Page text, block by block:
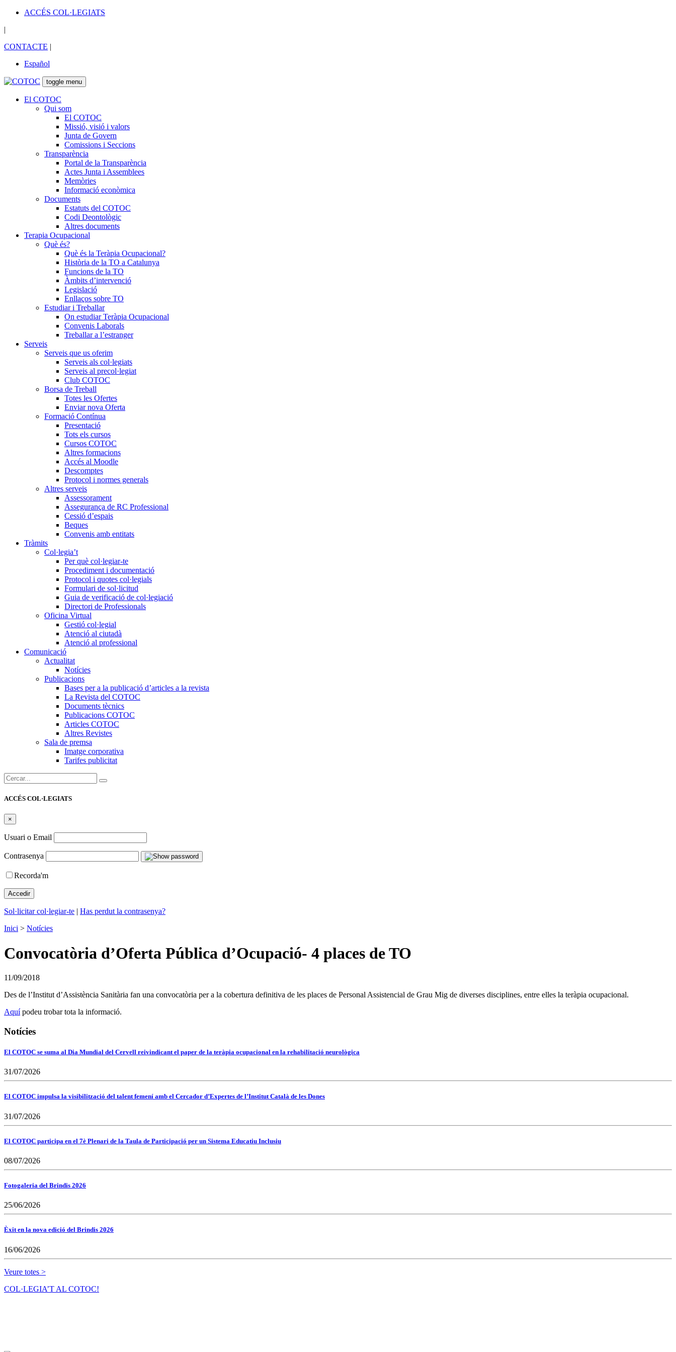
ACCÉS COL·LEGIATS
|
CONTACTE |
Español
toggle menu
El COTOC
Qui som
El COTOC
Missió, visió i valors
Junta de Govern
Comissions i Seccions
Transparència
Portal de la Transparència
Actes Junta i Assemblees
Memòries
Informació econòmica
Documents
Estatuts del COTOC
Codi Deontològic
Altres documents
Terapia Ocupacional
Què és?
Què és la Teràpia Ocupacional?
Història de la TO a Catalunya
Funcions de la TO
Àmbits d’intervenció
Legislació
Enllaços sobre TO
Estudiar i Treballar
On estudiar Teràpia Ocupacional
Convenis Laborals
Treballar a l’estranger
Serveis
Serveis que us oferim
Serveis als col·legiats
Serveis al precol·legiat
Club COTOC
Borsa de Treball
Totes les Ofertes
Enviar nova Oferta
Formació Contínua
Presentació
Tots els cursos
Cursos COTOC
Altres formacions
Accés al Moodle
Descomptes
Protocol i normes generals
Altres serveis
Assessorament
Assegurança de RC Professional
Cessió d’espais
Beques
Convenis amb entitats
Tràmits
Col·legia’t
Per què col·legiar-te
Procediment i documentació
Protocol i quotes col·legials
Formulari de sol·licitud
Guia de verificació de col·legiació
Directori de Professionals
Oficina Virtual
Gestió col·legial
Atenció al ciutadà
Atenció al professional
Comunicació
Actualitat
Notícies
Publicacions
Bases per a la publicació d’articles a la revista
La Revista del COTOC
Documents tècnics
Publicacions COTOC
Articles COTOC
Altres Revistes
Sala de premsa
Imatge corporativa
Tarifes publicitat
Cercar:
ACCÉS COL·LEGIATS
×
Usuari o Email
Contrasenya
Recorda'm
Sol·licitar col·legiar-te | Has perdut la contrasenya?
Inici > Notícies
Convocatòria d’Oferta Pública d’Ocupació- 4 places de TO
11/09/2018
Des de l’Institut d’Assistència Sanitària fan una convocatòria per a la cobertura definitiva de les places de Personal Assistencial de Grau Mig de diverses disciplines, entre elles la teràpia ocupacional.
Aquípodeu trobar tota la informació.
Notícies
El COTOC se suma al Dia Mundial del Cervell reivindicant el paper de la teràpia ocupacional en la rehabilitació neurològica
31/07/2026
El COTOC impulsa la visibilització del talent femení amb el Cercador d’Expertes de l’Institut Català de les Dones
31/07/2026
El COTOC participa en el 7è Plenari de la Taula de Participació per un Sistema Educatiu Inclusiu
08/07/2026
Fotogaleria del Brindis 2026
25/06/2026
Èxit en la nova edició del Brindis 2026
16/06/2026
Veure totes >
COL·LEGIA’T AL COTOC!